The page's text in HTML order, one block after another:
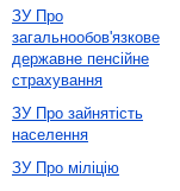
ЗУ Про
загальнообов'язкове
державне пенсійне
страхування
ЗУ Про зайнятість
населення
ЗУ Про міліцію